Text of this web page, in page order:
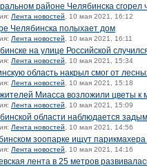
районе Челябинска сгорел
Лента новостей , 10 мая 2021, 16:12
Челябинска полыхает дом
Лента новостей , 10 мая 2021, 16:11
на улице Российской
Лента новостей , 10 мая 2021, 15:34
область накрыл смог от
Лента новостей , 10 мая 2021, 15:18
Миасса возложили цветы к
Лента новостей , 10 мая 2021, 15:09
области наблюдается
Лента новостей , 10 мая 2021, 14:56
зоопарке ищут
Лента новостей , 10 мая 2021, 14:16
лента в 25 метров